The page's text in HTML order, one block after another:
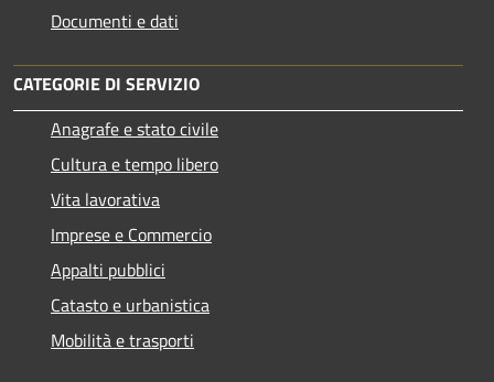
Documenti e dati
CATEGORIE DI SERVIZIO
Anagrafe e stato civile
Cultura e tempo libero
Vita lavorativa
Imprese e Commercio
Appalti pubblici
Catasto e urbanistica
Mobilità e trasporti